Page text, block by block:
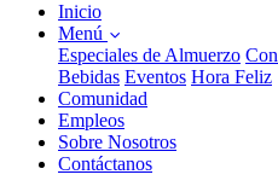
Inicio
Menú
Especiales de Almuerzo
Bebidas Eventos Hora Feliz
Comunidad
Empleos
Sobre Nosotros
Contáctanos